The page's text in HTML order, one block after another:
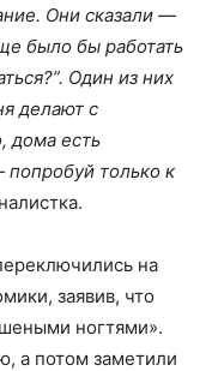
Они сказали —
было бы работать
Один из них
делают с
дома есть
попробуй только к
на
заявив, что
ногтями».
а потом заметили